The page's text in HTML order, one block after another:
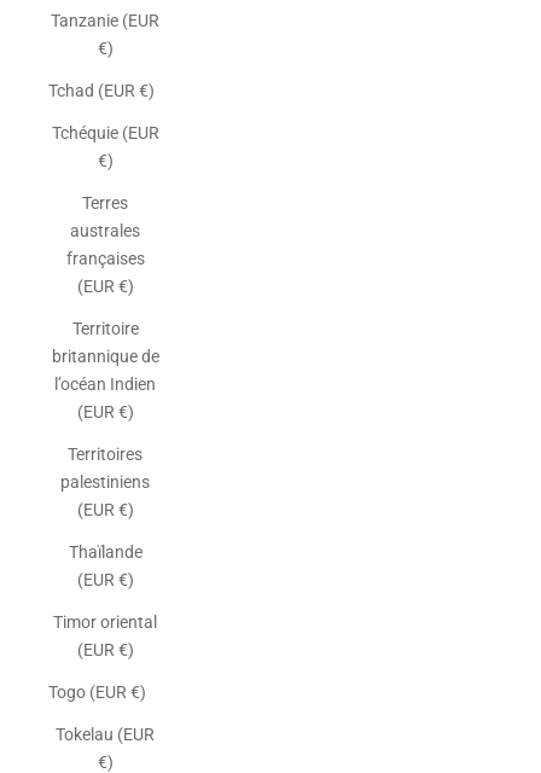
Tanzanie (EUR
€)
Tchad (EUR €)
Tchéquie (EUR
€)
Terres
australes
françaises
(EUR €)
Territoire
britannique de
l’océan Indien
(EUR €)
Territoires
palestiniens
(EUR €)
Thaïlande
(EUR €)
Timor oriental
(EUR €)
Togo (EUR €)
Tokelau (EUR
€)